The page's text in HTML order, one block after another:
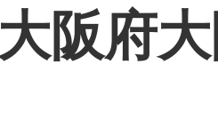
大阪府